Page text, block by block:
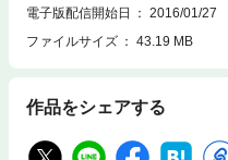
電子版配信開始日
2016/01/27
ファイルサイズ
43.19 MB
作品をシェアする